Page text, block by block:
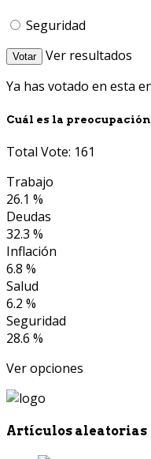
Seguridad
Votar
Ver resultados
Ya has votado en esta
Cuál es la
Total Vote: 161
Trabajo
26.1 %
Deudas
32.3 %
Inflación
6.8 %
Salud
6.2 %
Seguridad
28.6 %
Ver opciones
Artículos aleatorias